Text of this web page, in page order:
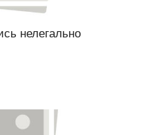
нелегально